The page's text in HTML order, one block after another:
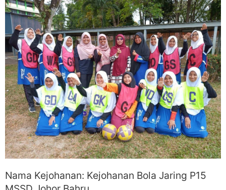
Nama Kejohanan: Kejohanan Bola Jaring P15